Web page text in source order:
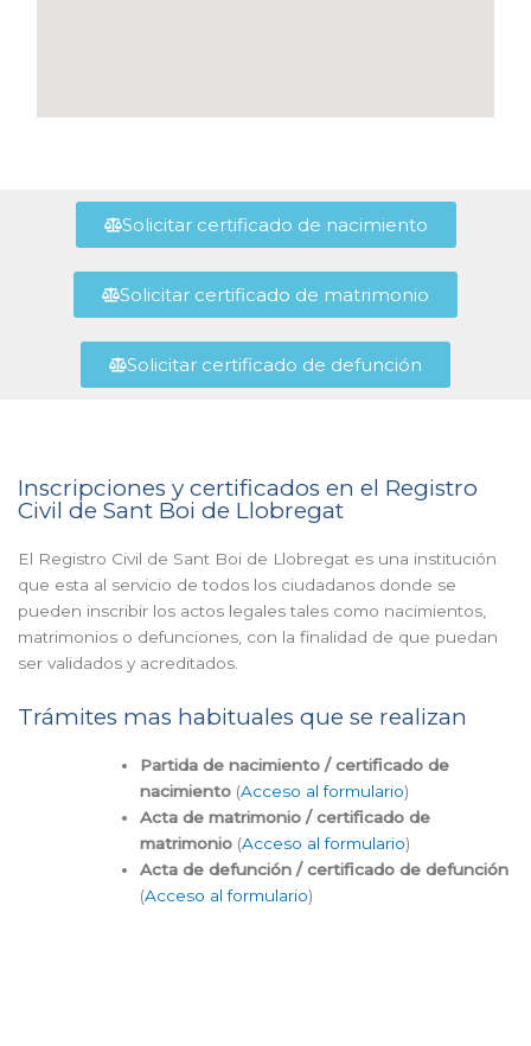
Solicitar certificado de nacimiento
Solicitar certificado de matrimonio
Solicitar certificado de defunción
Inscripciones y certificados en el Registro
Civil de Sant Boi de Llobregat
El Registro Civil de Sant Boi de Llobregat es una institución
que esta al servicio de todos los ciudadanos donde se
pueden inscribir los actos legales tales como nacimientos,
matrimonios o defunciones, con la finalidad de que puedan
ser validados y acreditados.
Trámites mas habituales que se realizan
Partida de nacimiento / certificado de
nacimiento(Acceso al formulario)
Acta de matrimonio / certificado de
matrimonio(Acceso al formulario)
Acta de defunción / certificado de defunción
(Acceso al formulario)